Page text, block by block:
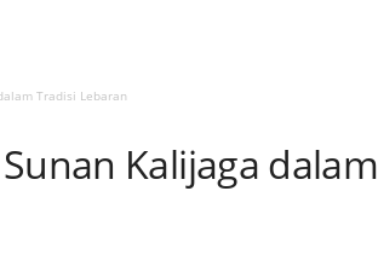
Tradisi Lebaran
Kalijaga dalam